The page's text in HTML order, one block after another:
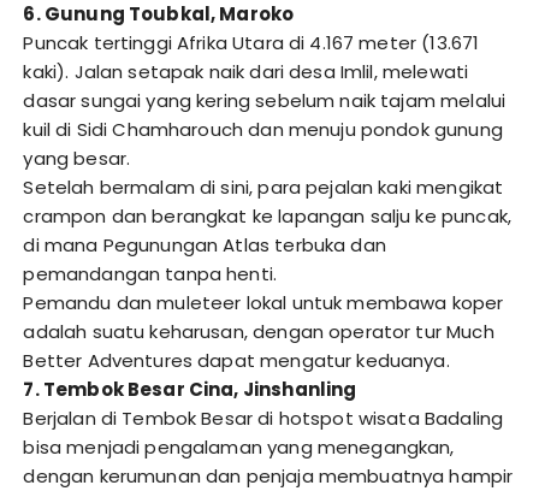
6. Gunung Toubkal, Maroko
Puncak tertinggi Afrika Utara di 4.167 meter (13.671
kaki). Jalan setapak naik dari desa Imlil, melewati
dasar sungai yang kering sebelum naik tajam melalui
kuil di Sidi Chamharouch dan menuju pondok gunung
yang besar.
Setelah bermalam di sini, para pejalan kaki mengikat
crampon dan berangkat ke lapangan salju ke puncak,
di mana Pegunungan Atlas terbuka dan
pemandangan tanpa henti.
Pemandu dan muleteer lokal untuk membawa koper
adalah suatu keharusan, dengan operator tur Much
Better Adventures dapat mengatur keduanya.
7. Tembok Besar Cina, Jinshanling
Berjalan di Tembok Besar di hotspot wisata Badaling
bisa menjadi pengalaman yang menegangkan,
dengan kerumunan dan penjaja membuatnya hampir